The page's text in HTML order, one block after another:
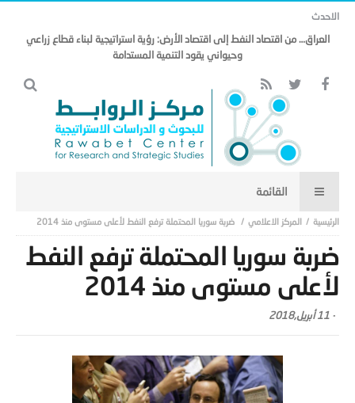
الاحدث
العراق… من اقتصاد النفط إلى اقتصاد الأرض: رؤية استراتيجية لبناء قطاع زراعي
وحيواني يقود التنمية المستدامة
المركز الاعلامي ضربة سوريا المحتملة ترفع النفط لأعلى مستوى منذ 2014
ضربة سوريا المحتملة ترفع النفط
لأعلى مستوى منذ 2014
- 11 أبريل,2018